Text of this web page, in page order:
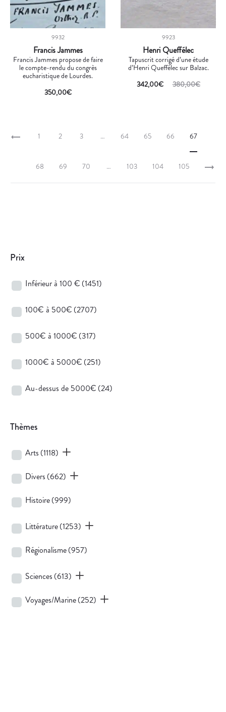
9932
Francis Jammes
Francis Jammes propose de faire
le compte-rendu du congrès
eucharistique de Lourdes.
350,00€
9923
Henri Queffélec
Tapuscrit corrigé d’une étude
d’Henri Queffélec sur Balzac.
380,00€
342,00€
1 2 3 … 64 65 66 67
68 69 70 … 103 104 105
Prix
Inférieur à 100 € (1451)
100€ à 500€ (2707)
500€ à 1000€ (317)
1000€ à 5000€ (251)
Au-dessus de 5000€ (24)
Thèmes
Arts (1118)
Divers (662)
Histoire(999)
Littérature(1253)
Régionalisme(957)
Sciences (613)
Voyages/Marine(252)